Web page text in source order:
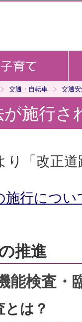
交通・自転車 交通
施行さ
り「改正
施行につ
推進
能検査・
とは？